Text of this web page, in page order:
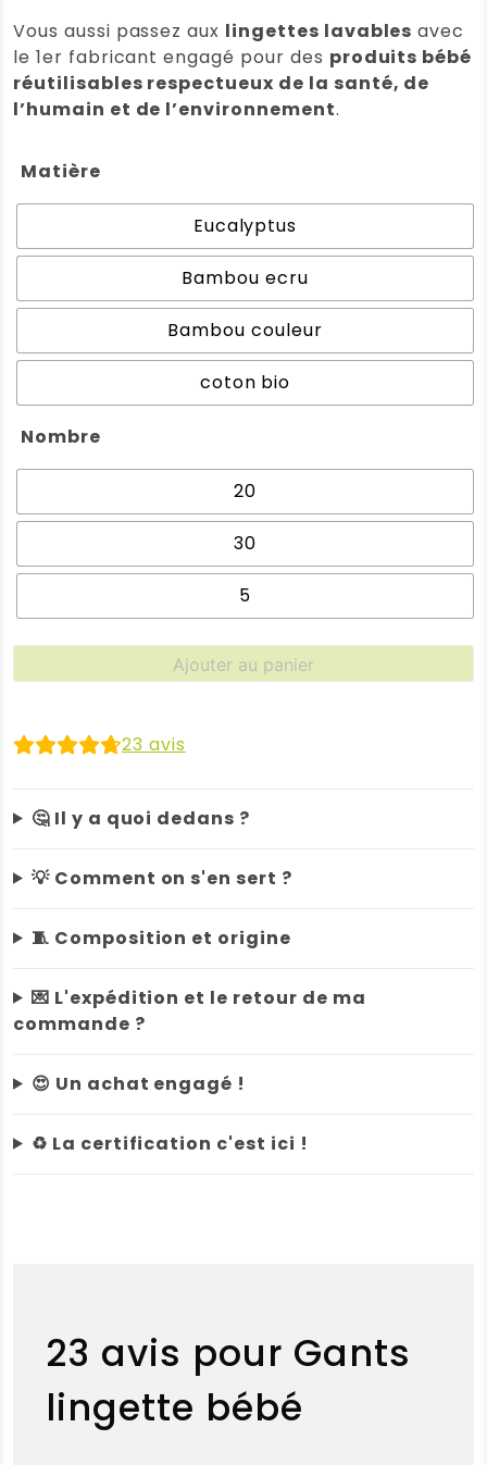
Vous aussi passez aux lingettes lavables avec
le 1er fabricant engagé pour des produits bébé
réutilisables respectueux de la santé, de
l’humain et de l’environnement.
Matière
Eucalyptus
Bambou ecru
Bambou couleur
coton bio
Nombre
20
30
5
de
lingette
bébé
Ajouter au panier
23 avis
🤔 Il y a quoi dedans ?
💡 Comment on s'en sert ?
🧵 Composition et origine
💌 L'expédition et le retour de ma
commande ?
😍 Un achat engagé !
♻️ La certification c'est ici !
23 avis pour Gants
lingette bébé